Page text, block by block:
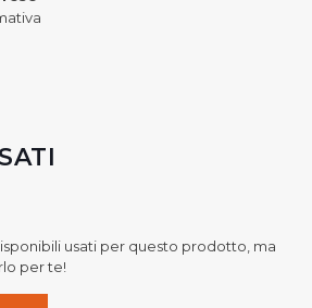
usati per questo prodotto, ma
per te!